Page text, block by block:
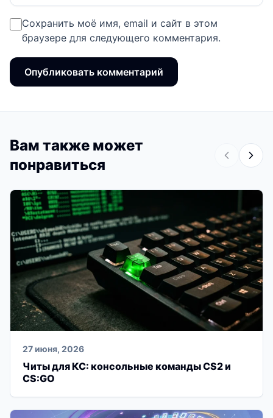
Сохранить моё имя, email и сайт в этом
браузере для следующего комментария.
Вам также может
понравиться
27 июня, 2026
Читы для КС: консольные команды CS2 и
CS:GO